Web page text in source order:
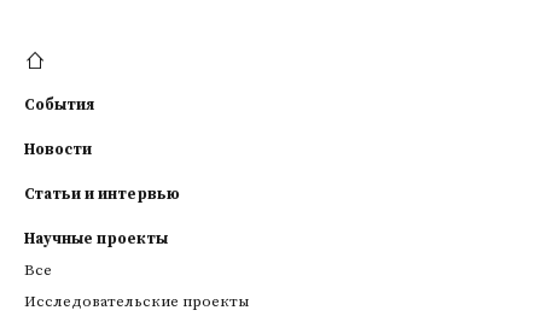
События
Новости
Статьи и интервью
Научные проекты
Все
Исследовательские проекты